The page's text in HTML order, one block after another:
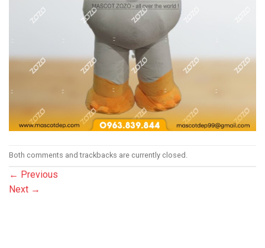
Both comments and trackbacks are currently closed.
← Previous
Next →